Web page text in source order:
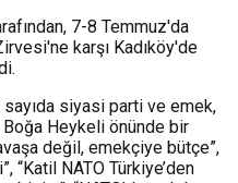
7-8 Temmuz'da
karşı Kadıköy'de
siyasi parti ve emek,
Heykeli önünde bir
değil, emekçiye bütçe”,
“Katil NATO Türkiye’den